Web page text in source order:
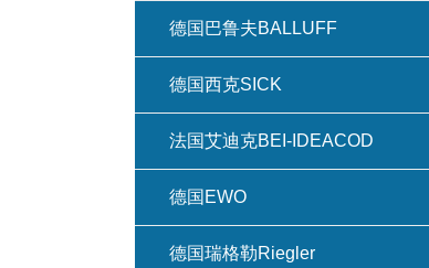
德国巴鲁夫BALLUFF
德国西克SICK
法国艾迪克BEI-IDEACOD
德国EWO
德国瑞格勒Riegler